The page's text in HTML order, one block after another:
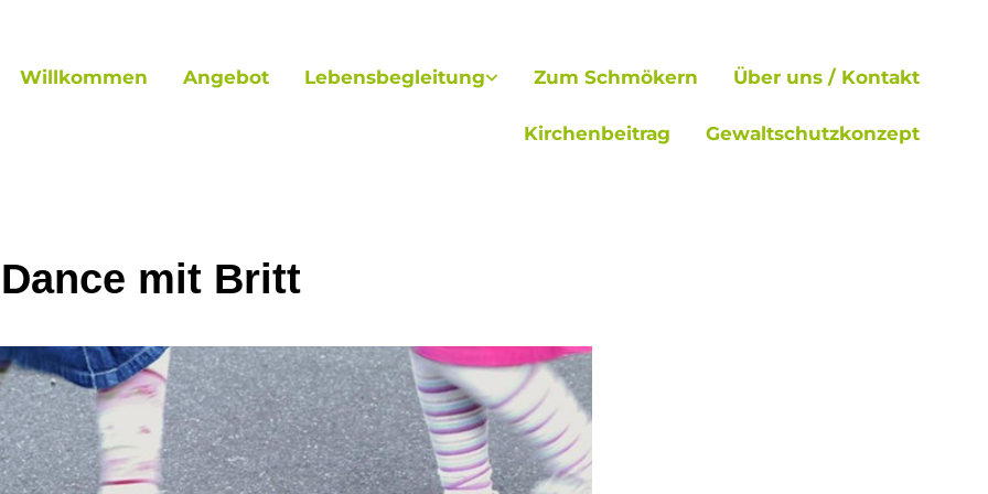
Willkommen Angebot Lebensbegleitung Zum Schmökern Über uns / Kontakt
Kirchenbeitrag Gewaltschutzkonzept
mit Britt